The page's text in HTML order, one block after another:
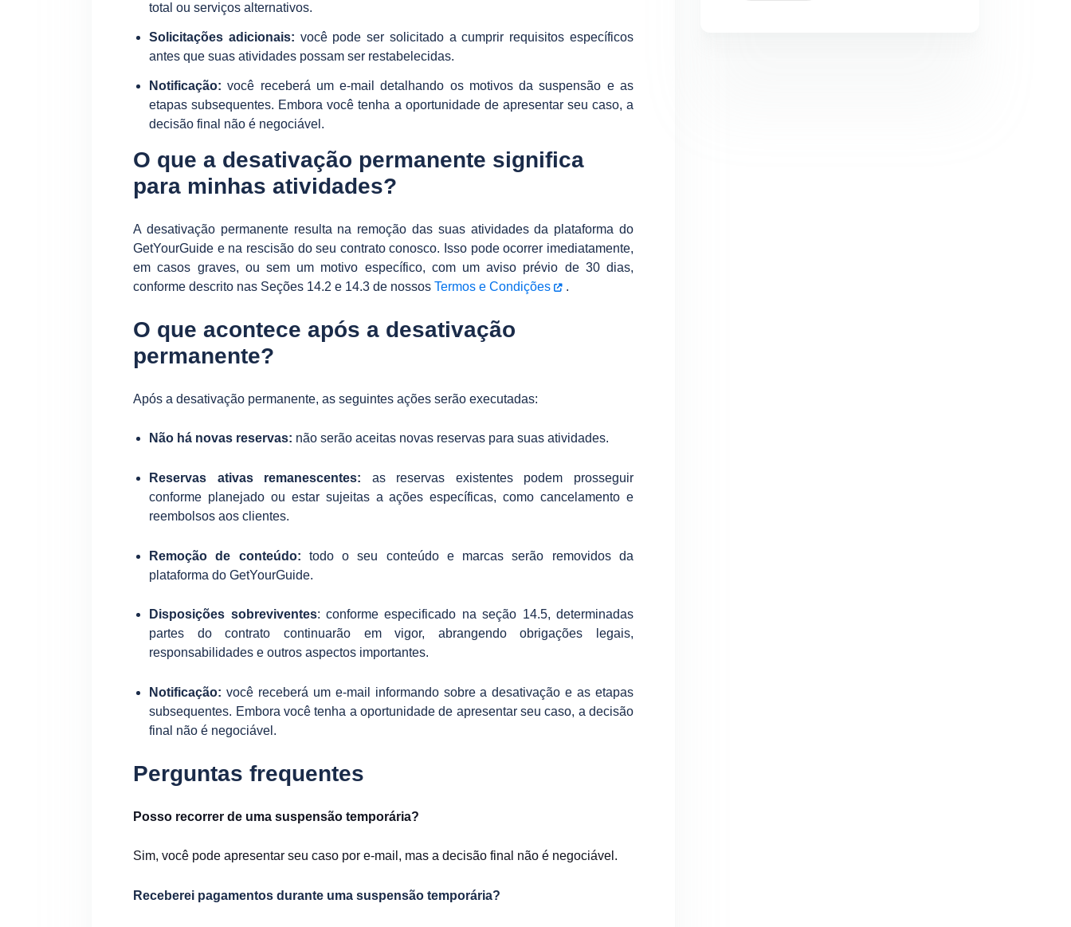
total ou serviços alternativos.
Solicitações adicionais: você pode ser solicitado a cumprir requisitos específicos
antes que suas atividades possam ser restabelecidas.
Notificação: você receberá um e-mail detalhando os motivos da suspensão e as
etapas subsequentes. Embora você tenha a oportunidade de apresentar seu caso, a
decisão final não é negociável.
O que a desativação permanente significa
para minhas atividades?
A desativação permanente resulta na remoção das suas atividades da plataforma do
GetYourGuide e na rescisão do seu contrato conosco. Isso pode ocorrer imediatamente,
em casos graves, ou sem um motivo específico, com um aviso prévio de 30 dias,
conforme descrito nas Seções 14.2 e 14.3 de nossosTermos e Condições .
O que acontece após a desativação
permanente?
Após a desativação permanente, as seguintes ações serão executadas:
Não há novas reservas: não serão aceitas novas reservas para suas atividades.
Reservas ativas remanescentes: as reservas existentes podem prosseguir
conforme planejado ou estar sujeitas a ações específicas, como cancelamento e
reembolsos aos clientes.
Remoção de conteúdo: todo o seu conteúdo e marcas serão removidos da
plataforma do GetYourGuide.
Disposições sobreviventes: conforme especificado na seção 14.5, determinadas
partes do contrato continuarão em vigor, abrangendo obrigações legais,
responsabilidades e outros aspectos importantes.
Notificação: você receberá um e-mail informando sobre a desativação e as etapas
subsequentes. Embora você tenha a oportunidade de apresentar seu caso, a decisão
final não é negociável.
Perguntas frequentes
Posso recorrer de uma suspensão temporária?
Sim, você pode apresentar seu caso por e-mail, mas a decisão final não é negociável.
Receberei pagamentos durante uma suspensão temporária?